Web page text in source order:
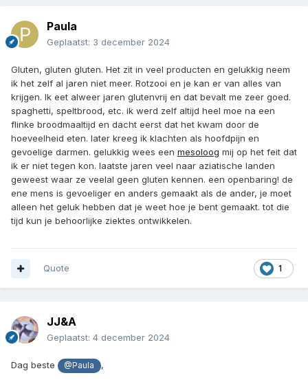
Paula
Geplaatst: 3 december 2024
Gluten, gluten gluten. Het zit in veel producten en gelukkig neem
ik het zelf al jaren niet meer. Rotzooi en je kan er van alles van
krijgen. Ik eet alweer jaren glutenvrij en dat bevalt me zeer goed.
spaghetti, speltbrood, etc. ik werd zelf altijd heel moe na een
flinke broodmaaltijd en dacht eerst dat het kwam door de
hoeveelheid eten. later kreeg ik klachten als hoofdpijn en
gevoelige darmen. gelukkig wees een mesoloog mij op het feit dat
ik er niet tegen kon. laatste jaren veel naar aziatische landen
geweest waar ze veelal geen gluten kennen. een openbaring! de
ene mens is gevoeliger en anders gemaakt als de ander, je moet
alleen het geluk hebben dat je weet hoe je bent gemaakt. tot die
tijd kun je behoorlijke ziektes ontwikkelen.
1
Quote
JJ&A
Geplaatst: 4 december 2024
Dag beste @Paula ,